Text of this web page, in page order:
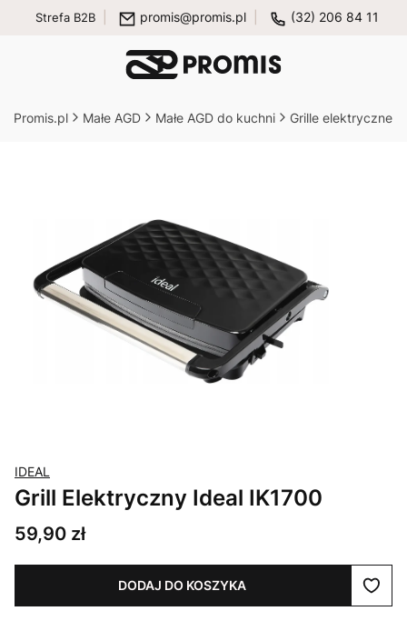
Strefa B2B promis@promis.pl (32) 206 84 11
Promis.pl Małe AGD Małe AGD do kuchni Grille elektryczne
IDEAL
Grill Elektryczny Ideal IK1700
Cena
59,90 zł
DODAJ DO KOSZYKA